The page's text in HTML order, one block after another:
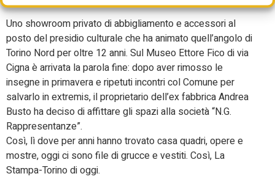
Uno showroom privato di abbigliamento e accessori al
posto del presidio culturale che ha animato quell’angolo di
Torino Nord per oltre 12 anni. Sul Museo Ettore Fico di via
Cigna è arrivata la parola fine: dopo aver rimosso le
insegne in primavera e ripetuti incontri col Comune per
salvarlo in extremis, il proprietario dell’ex fabbrica Andrea
Busto ha deciso di affittare gli spazi alla società “N.G.
Rappresentanze”.
Così, lì dove per anni hanno trovato casa quadri, opere e
mostre, oggi ci sono file di grucce e vestiti. Così, La
Stampa-Torino di oggi.